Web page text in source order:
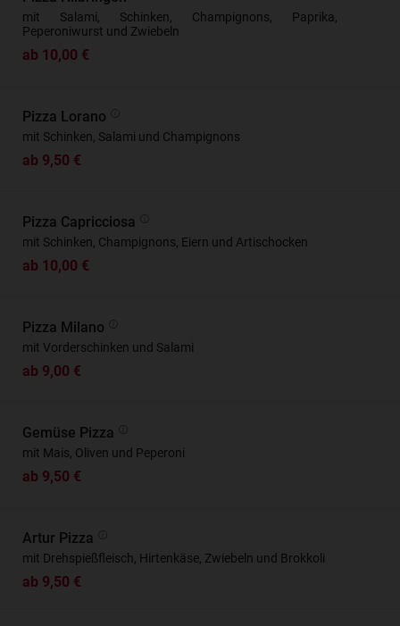
mit Salami, Schinken, Champignons, Paprika,
Peperoniwurst und Zwiebeln
ab 10,00 €
Pizza Lorano
mit Schinken, Salami und Champignons
ab 9,50 €
Pizza Capricciosa
mit Schinken, Champignons, Eiern und Artischocken
ab 10,00 €
Pizza Milano
mit Vorderschinken und Salami
ab 9,00 €
Gemüse Pizza
mit Mais, Oliven und Peperoni
ab 9,50 €
Artur Pizza
mit Drehspießfleisch, Hirtenkäse, Zwiebeln und Brokkoli
ab 9,50 €